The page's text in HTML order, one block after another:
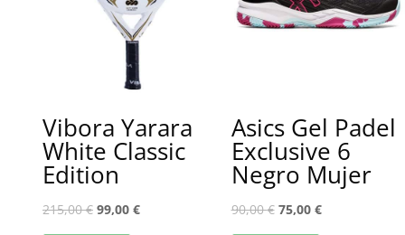
Vibora Yarara
White Classic
Edition
215,00€ 99,00 €
Asics Gel Padel
Exclusive 6
Negro Mujer
90,00€ 75,00 €